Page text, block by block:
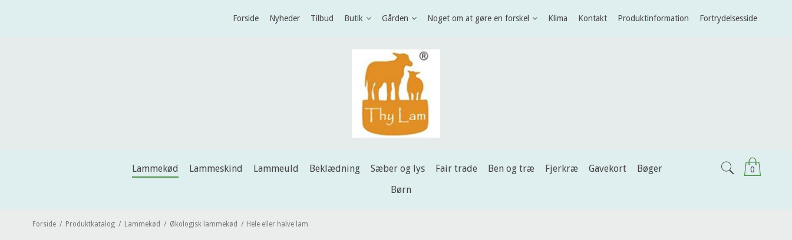
Forside Nyheder Tilbud Butik Gården Noget om at gøre en forskel Klima Kontakt Produktinformation Fortrydelsesside
0
Lammekød Lammeskind Lammeuld Beklædning Sæber og lys Fair trade Ben og træ Fjerkræ Gavekort
Bøger
Børn
Forside / Produktkatalog / Lammekød / Økologisk lammekød / Hele eller halve lam